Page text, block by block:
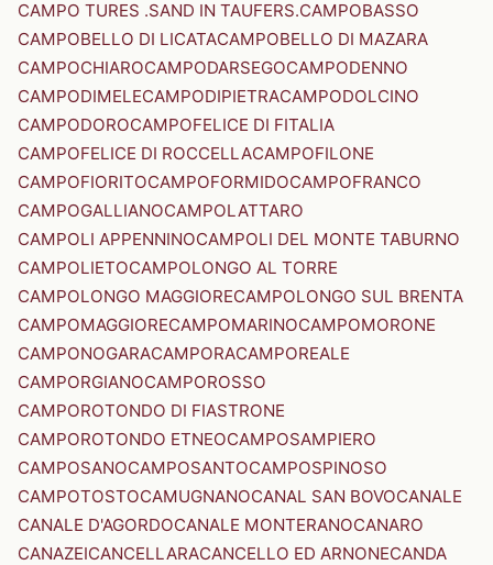
CAMPO TURES .SAND IN TAUFERS.CAMPOBASSO
CAMPOBELLO DI LICATACAMPOBELLO DI MAZARA
CAMPOCHIAROCAMPODARSEGOCAMPODENNO
CAMPODIMELECAMPODIPIETRACAMPODOLCINO
CAMPODOROCAMPOFELICE DI FITALIA
CAMPOFELICE DI ROCCELLACAMPOFILONE
CAMPOFIORITOCAMPOFORMIDOCAMPOFRANCO
CAMPOGALLIANOCAMPOLATTARO
CAMPOLI APPENNINOCAMPOLI DEL MONTE TABURNO
CAMPOLIETOCAMPOLONGO AL TORRE
CAMPOLONGO MAGGIORECAMPOLONGO SUL BRENTA
CAMPOMAGGIORECAMPOMARINOCAMPOMORONE
CAMPONOGARACAMPORACAMPOREALE
CAMPORGIANOCAMPOROSSO
CAMPOROTONDO DI FIASTRONE
CAMPOROTONDO ETNEOCAMPOSAMPIERO
CAMPOSANOCAMPOSANTOCAMPOSPINOSO
CAMPOTOSTOCAMUGNANOCANAL SAN BOVOCANALE
CANALE D'AGORDOCANALE MONTERANOCANARO
CANAZEICANCELLARACANCELLO ED ARNONECANDA